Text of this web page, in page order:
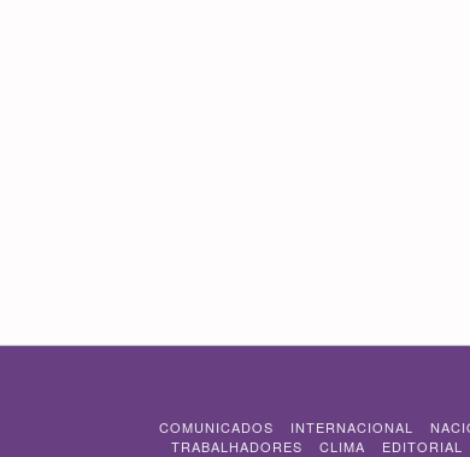
COMUNICADOS INTERNACIONAL
TRABALHADORES
CLIMA EDITORIAL